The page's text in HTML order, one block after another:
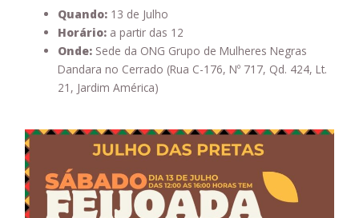
Quando: 13 de Julho
Horário: a partir das 12
Onde: Sede da ONG Grupo de Mulheres Negras
Dandara no Cerrado (Rua C-176, Nº 717, Qd. 424, Lt.
21, Jardim América)